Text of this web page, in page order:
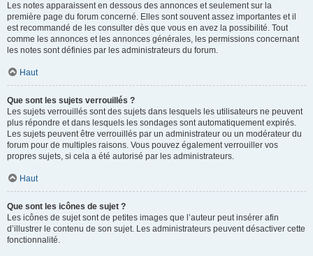
Les notes apparaissent en dessous des annonces et seulement sur la
première page du forum concerné. Elles sont souvent assez importantes et il
est recommandé de les consulter dès que vous en avez la possibilité. Tout
comme les annonces et les annonces générales, les permissions concernant
les notes sont définies par les administrateurs du forum.
Haut
Que sont les sujets verrouillés ?
Les sujets verrouillés sont des sujets dans lesquels les utilisateurs ne peuvent
plus répondre et dans lesquels les sondages sont automatiquement expirés.
Les sujets peuvent être verrouillés par un administrateur ou un modérateur du
forum pour de multiples raisons. Vous pouvez également verrouiller vos
propres sujets, si cela a été autorisé par les administrateurs.
Haut
Que sont les icônes de sujet ?
Les icônes de sujet sont de petites images que l’auteur peut insérer afin
d’illustrer le contenu de son sujet. Les administrateurs peuvent désactiver cette
fonctionnalité.